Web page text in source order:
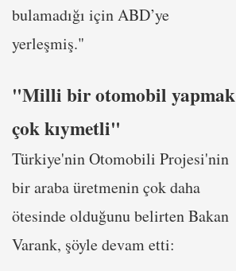
bulamadığı için ABD’ye
yerleşmiş."
"Milli bir otomobil yapmak
çok kıymetli"
Türkiye'nin Otomobili Projesi'nin
bir araba üretmenin çok daha
ötesinde olduğunu belirten Bakan
Varank, şöyle devam etti: